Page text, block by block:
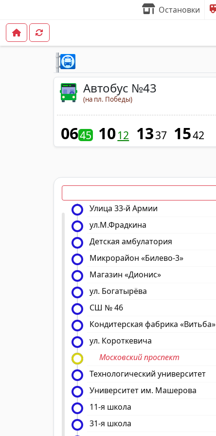
Остановки
Автобус №43
(на пл. Победы)
0645 1012 1337 1542
Улица 33-й Армии
ул.М.Фрадкина
Детская амбулатория
Микрорайон «Билево-3»
Магазин «Дионис»
ул. Богатырёва
СШ № 46
Кондитерская фабрика «Витьба»
ул. Короткевича
Московский проспект
Технологический университет
Университет им. Машерова
11-я школа
31-я школа